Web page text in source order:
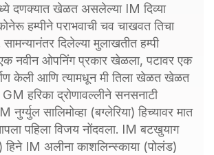
दणक्यात खेळत असलेल्या IM दिव्या
हम्पीने पराभवाची चव चाखवत तिचा
दिलेल्या मुलाखतीत हम्पी
एक नवीन ओपनिंग प्रकार खेळला, पटावर एक
केली आणि त्यामधून मी तिला खेळत खेळत
हरिका द्रोणावल्लीने सनसनाटी
सालिमोव्हा (बग्लेरिया) हिच्यावर मात
पहिला विजय नोंदवला. IM बटखुयाग
हिने IM अलीना काशलिन्स्काया (पोलंड)